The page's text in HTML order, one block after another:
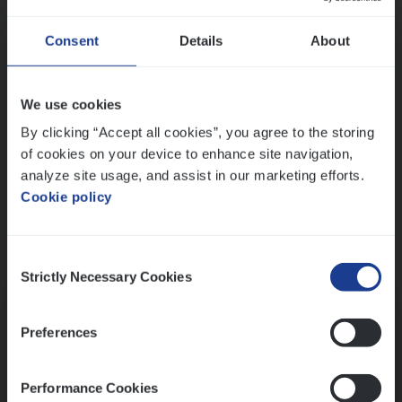
Consent Details About
We use cookies
By clicking “Accept all cookies”, you agree to the storing
of cookies on your device to enhance site navigation,
analyze site usage, and assist in our marketing efforts.
Cookie policy
Selection
Strictly Necessary Cookies
Preferences
Performance Cookies
Ons sollicitatieproces